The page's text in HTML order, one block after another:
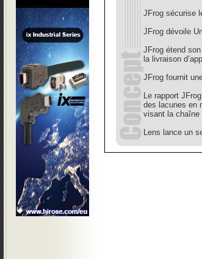
JFrog sécurise
JFrog dévoile
JFrog étend
la livraison
JFrog fournit
Le rapport
des lacunes en
visant la chaîne
Lens lance un